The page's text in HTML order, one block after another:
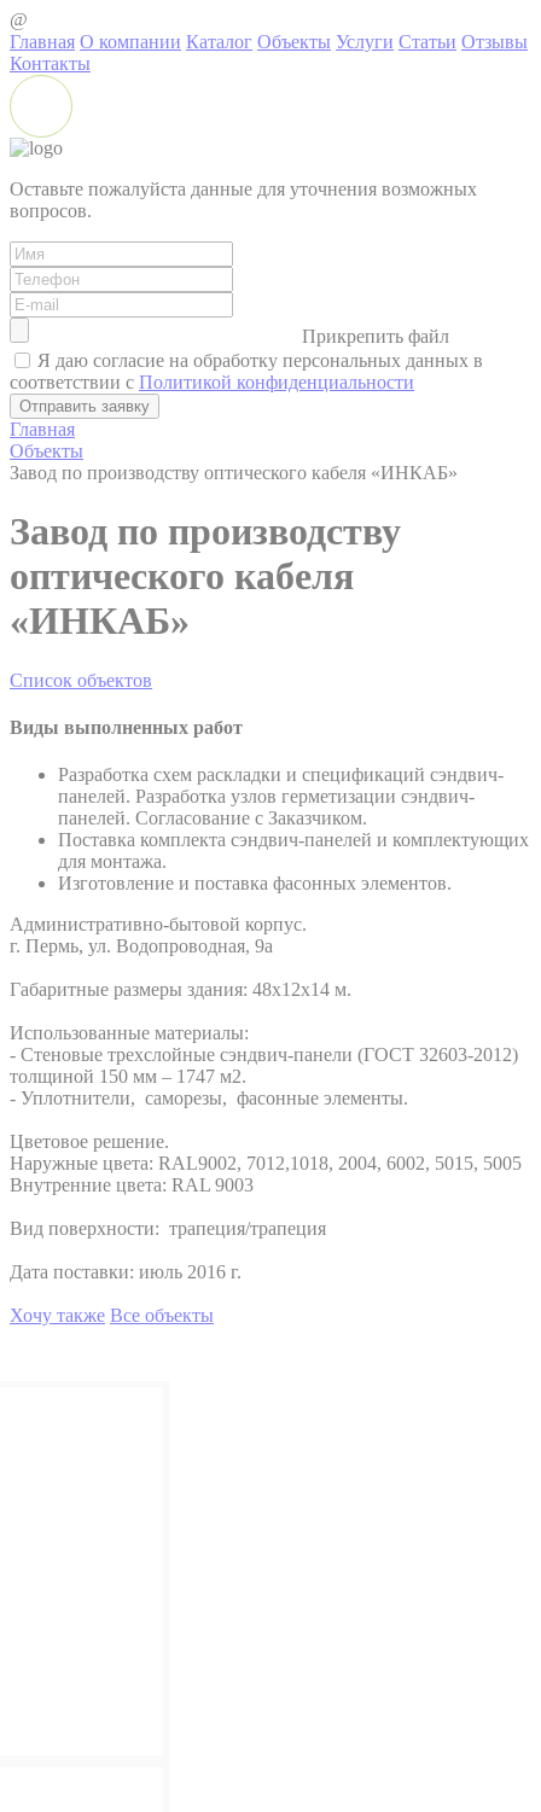
@
Главная О компании Каталог Объекты Услуги Статьи Отзывы
Контакты
Оставьте пожалуйста данные для уточнения возможных
вопросов.
Прикрепить файл
Я даю согласие на обработку персональных данных в
соответствии с Политикой конфиденциальности
Главная
Объекты
Завод по производству оптического кабеля «ИНКАБ»
Завод по производству
оптического кабеля
«ИНКАБ»
Список объектов
Виды выполненных работ
Разработка схем раскладки и спецификаций сэндвич-
панелей. Разработка узлов герметизации сэндвич-
панелей. Согласование с Заказчиком.
Поставка комплекта сэндвич-панелей и комплектующих
для монтажа.
Изготовление и поставка фасонных элементов.
Административно-бытовой корпус.
г. Пермь, ул. Водопроводная, 9а
Габаритные размеры здания: 48х12х14 м.
Использованные материалы:
- Стеновые трехслойные сэндвич-панели (ГОСТ 32603-2012)
толщиной 150 мм – 1747 м2.
- Уплотнители, саморезы, фасонные элементы.
Цветовое решение.
Наружные цвета: RAL9002, 7012,1018, 2004, 6002, 5015, 5005
Внутренние цвета: RAL 9003
Вид поверхности: трапеция/трапеция
Дата поставки: июль 2016 г.
Хочу также Все объекты